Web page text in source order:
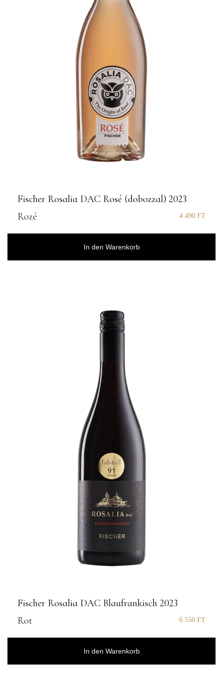
Fischer Rosalia DAC Rosé (dobozzal) 2023
Rozé
4 490 FT
In den Warenkorb
Fischer Rosalia DAC Blaufrankisch 2023
Rot
6 550 FT
In den Warenkorb